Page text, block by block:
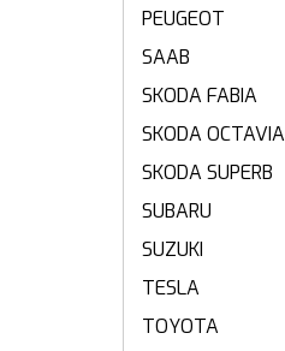
PEUGEOT
SAAB
SKODA FABIA
SKODA OCTAVIA
SKODA SUPERB
SUBARU
SUZUKI
TESLA
TOYOTA